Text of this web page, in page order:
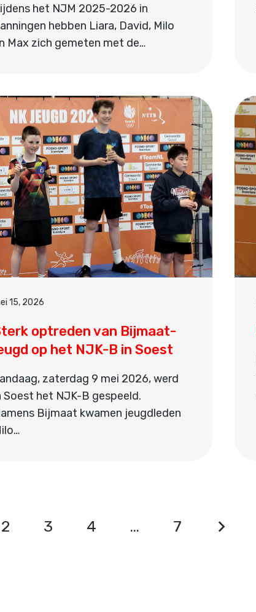
het NJM 2025-2026 in
hebben Liara, David, Milo
Max zich gemeten met de…
15, 2026
optreden van Bijmaat-
op het NJK-B in Soest
zaterdag 9 mei 2026, werd
Soest het NJK-B gespeeld.
Bijmaat kwamen jeugdleden
2 3 4 … 7